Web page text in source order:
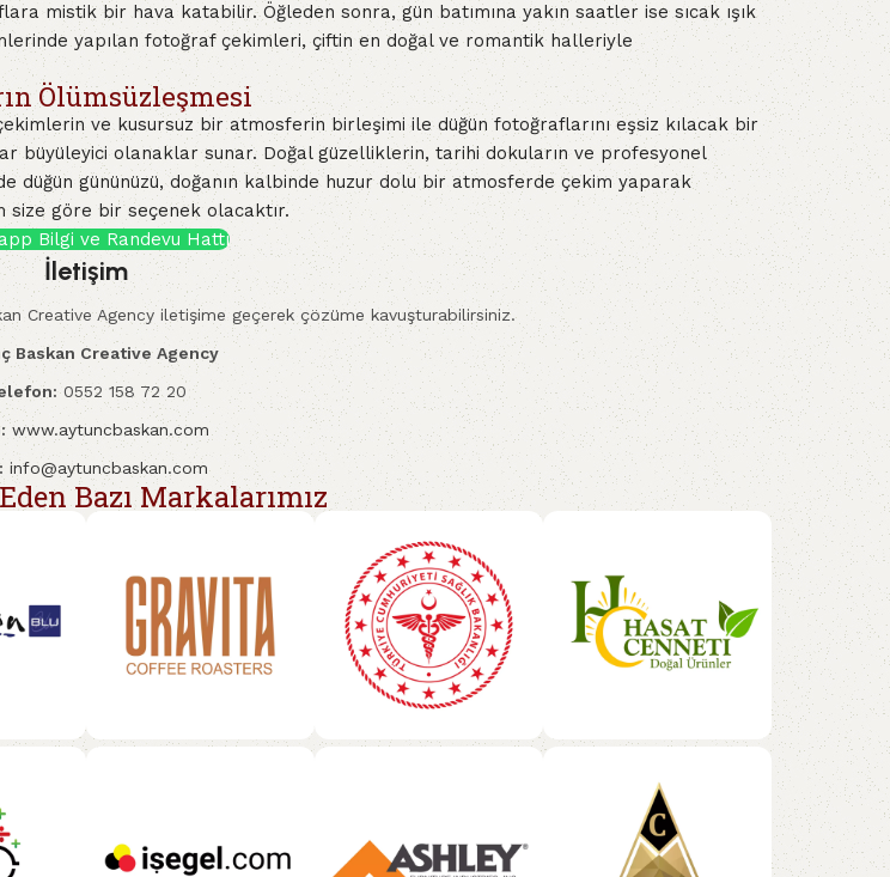
mistik bir hava katabilir. Öğleden sonra, gün batımına yakın saatler ise sıcak ışık
yapılan fotoğraf çekimleri, çiftin en doğal ve romantik halleriyle
Ölümsüzleşmesi
ve kusursuz bir atmosferin birleşimi ile düğün fotoğraflarını eşsiz kılacak bir
büyüleyici olanaklar sunar. Doğal güzelliklerin, tarihi dokuların ve profesyonel
düğün gününüzü, doğanın kalbinde huzur dolu bir atmosferde çekim yaparak
size göre bir seçenek olacaktır.
Bilgi ve Randevu Hattı
İletişim
Creative Agency iletişime geçerek çözüme kavuşturabilirsiniz.
Baskan Creative Agency
0552 158 72 20
www.aytuncbaskan.com
info@aytuncbaskan.com
Bazı Markalarımız